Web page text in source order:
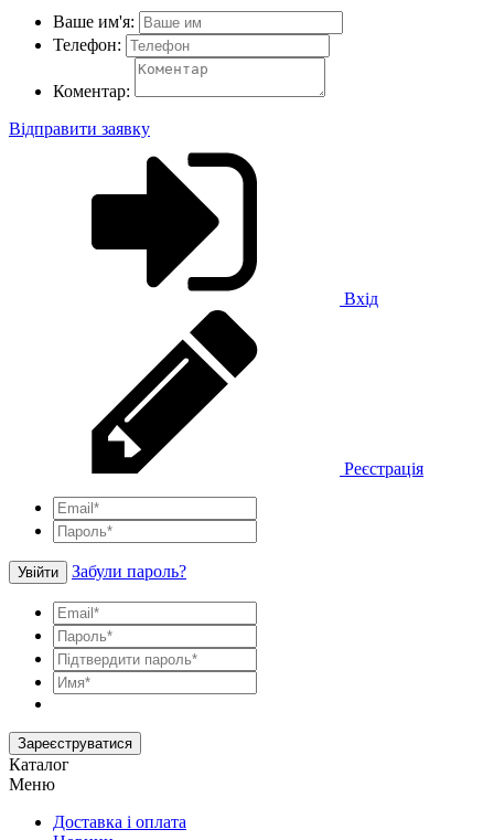
Ваше им'я:
Телефон:
Коментар:
Відправити заявку
Вхід
Реєстрація
Увійти Забули пароль?
Зареєструватися
Каталог
Меню
Доставка і оплата